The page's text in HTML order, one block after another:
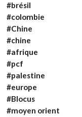
#brésil
#colombie
#Chine
#chine
#afrique
#pcf
#palestine
#europe
#Blocus
#moyen orient